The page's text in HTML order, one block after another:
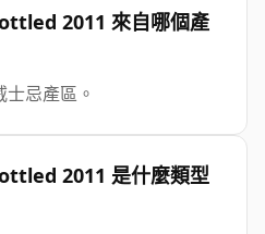
2011 來自哪個產
士忌產區。
2011 是什麼類型